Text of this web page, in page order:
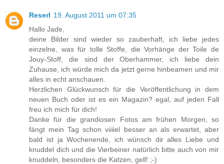
Reserl 19. August 2011 um 07:35
Hallo Jade,
deine Bilder sind wieder so zauberhaft, ich liebe jedes
einzelne, was für tolle Stoffe, die Vorhänge der Toile de
Jouy-Stoff, die sind der Oberhammer, ich liebe dein
Zuhause, ich würde mich da jetzt gerne hinbeamen und mir
alles in echt anschauen.
Herzlichen Glückwunsch für die Veröffentlichung in dem
neuen Buch oder ist es ein Magazin? egal, auf jeden Fall
freu ich mich für dich!
Danke für die grandiosen Fotos am frühen Morgen, so
fängt mein Tag schon viiiiel besser an als erwartet, aber
bald ist ja Wochenende, ich wünsch dir alles Liebe und
knuddel dich und die Vierbeiner natürlich bitte auch von mir
knuddeln, besonders die Katzen, gell! ;-)